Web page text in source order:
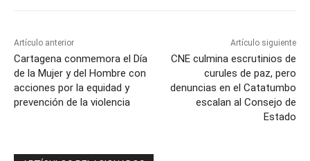
Artículo anterior
Cartagena conmemora el Día
de la Mujer y del Hombre con
acciones por la equidad y
prevención de la violencia
Artículo siguiente
CNE culmina escrutinios de
curules de paz, pero
denuncias en el Catatumbo
escalan al Consejo de
Estado